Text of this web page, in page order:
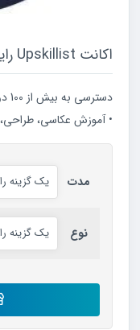
اکانت Upskillist رایگان
دسترسی به بیش از 100 دوره رایگان
• آموزش عکاسی،
مدت
نوع
اکانت
رایگان